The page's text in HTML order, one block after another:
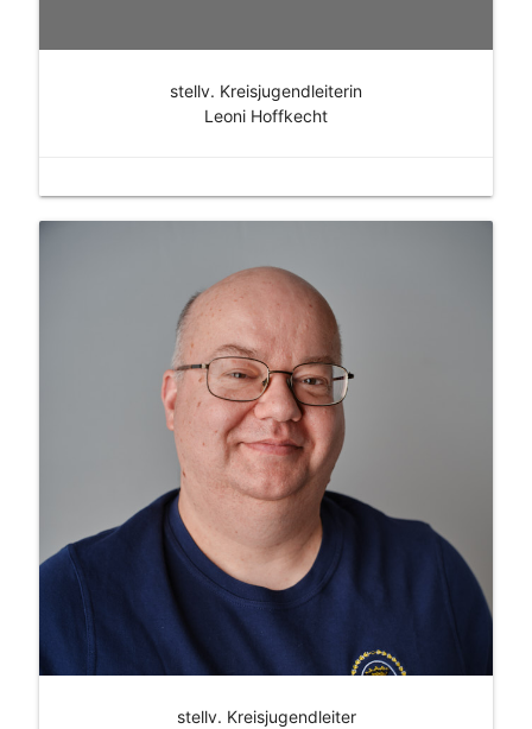
stellv. Kreisjugendleiterin
Leoni Hoffkecht
stellv. Kreisjugendleiter